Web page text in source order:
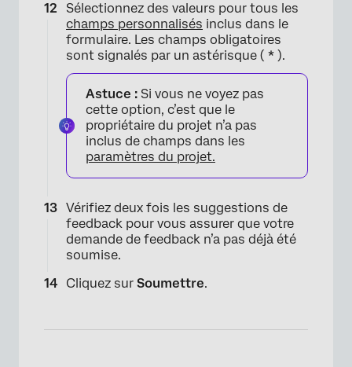
×
Sélectionnez des valeurs pour tous les
champs personnalisés inclus dans le
formulaire. Les champs obligatoires
sont signalés par un astérisque ( * ).
Astuce : Si vous ne voyez pas
cette option, c’est que le
propriétaire du projet n’a pas
inclus de champs dans les
paramètres du projet.
Vérifiez deux fois les suggestions de
feedback pour vous assurer que votre
demande de feedback n’a pas déjà été
soumise.
Cliquez sur Soumettre.